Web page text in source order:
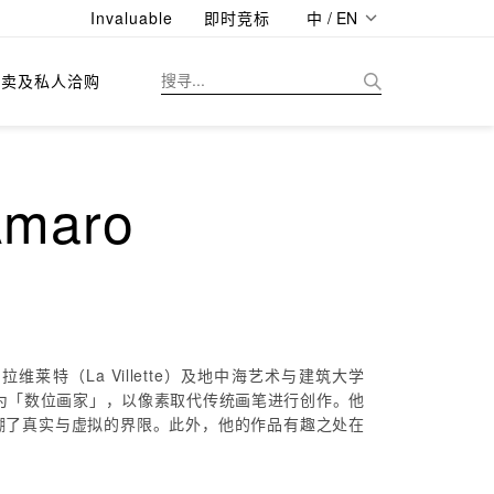
Invaluable 即时竞标 中 / EN
及私人洽购
维莱特（La Villette）及地中海艺术与建筑大学
数位画家」，以像素取代传统画笔进行创作。他
真实与虚拟的界限。此外，他的作品有趣之处在